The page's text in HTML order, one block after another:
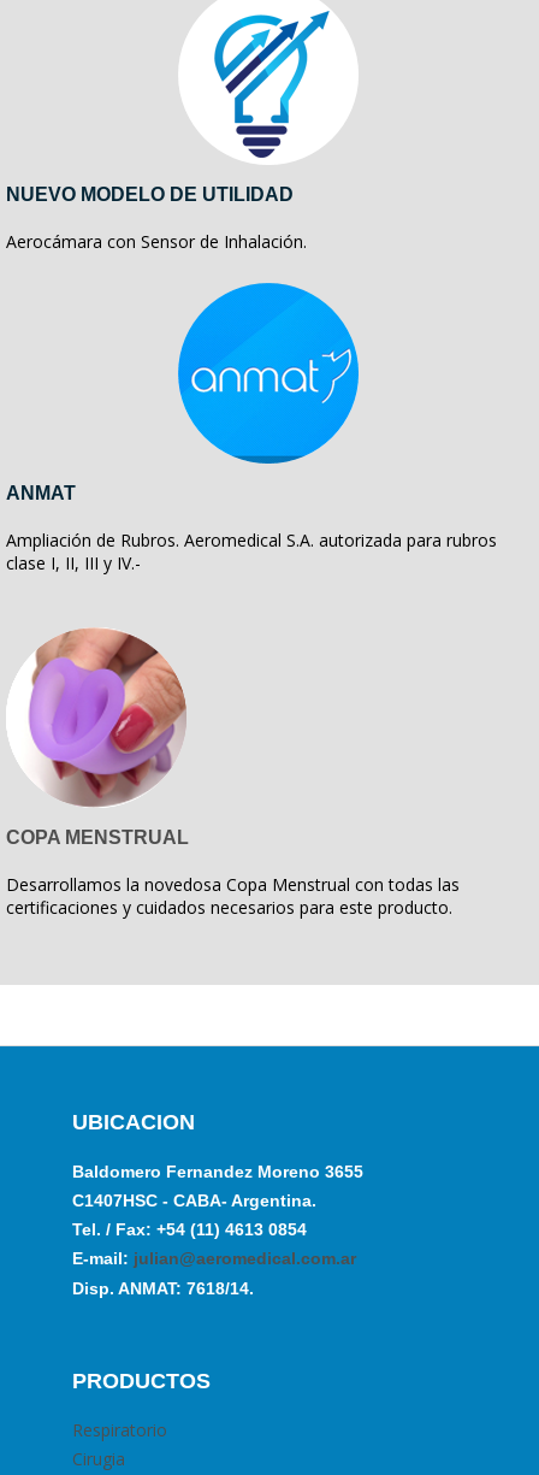
NUEVO MODELO DE UTILIDAD
Aerocámara con Sensor de Inhalación.
ANMAT
Ampliación de Rubros. Aeromedical S.A. autorizada para rubros
clase I, II, III y IV.-
COPA MENSTRUAL
Desarrollamos la novedosa Copa Menstrual con todas las
certificaciones y cuidados necesarios para este producto.
UBICACION
Baldomero Fernandez Moreno 3655
C1407HSC - CABA- Argentina.
Tel. / Fax: +54 (11) 4613 0854
E-mail: julian@aeromedical.com.ar
Disp. ANMAT: 7618/14.
PRODUCTOS
Respiratorio
Cirugia